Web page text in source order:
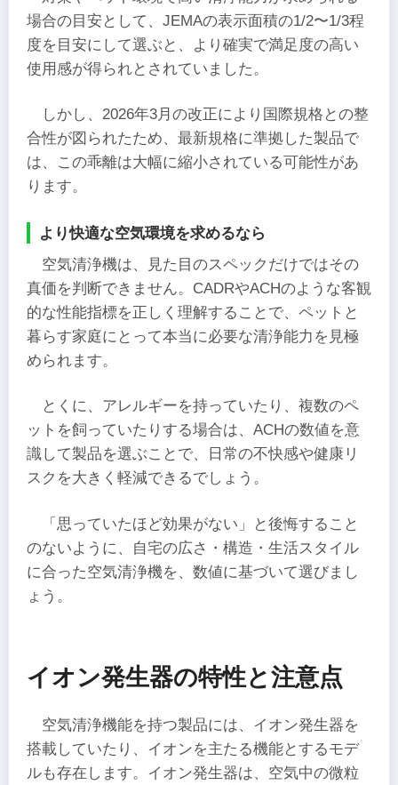
場合の目安として、JEMAの表示面積の1/2〜1/3程
度を目安にして選ぶと、より確実で満足度の高い
使用感が得られとされていました。
しかし、2026年3月の改正により国際規格との整
合性が図られたため、最新規格に準拠した製品で
は、この乖離は大幅に縮小されている可能性があ
ります。
より快適な空気環境を求めるなら
空気清浄機は、見た目のスペックだけではその
真価を判断できません。CADRやACHのような客観
的な性能指標を正しく理解することで、ペットと
暮らす家庭にとって本当に必要な清浄能力を見極
められます。
とくに、アレルギーを持っていたり、複数のペ
ットを飼っていたりする場合は、ACHの数値を意
識して製品を選ぶことで、日常の不快感や健康リ
スクを大きく軽減できるでしょう。
「思っていたほど効果がない」と後悔すること
のないように、自宅の広さ・構造・生活スタイル
に合った空気清浄機を、数値に基づいて選びまし
ょう。
イオン発生器の特性と注意点
空気清浄機能を持つ製品には、イオン発生器を
搭載していたり、イオンを主たる機能とするモデ
ルも存在します。イオン発生器は、空気中の微粒